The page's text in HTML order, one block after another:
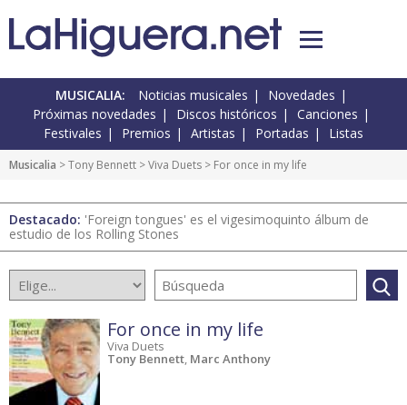
MUSICALIA: Noticias musicales
Novedades
Próximas novedades
Discos históricos
Canciones
Festivales
Premios Artistas Portadas Listas
Musicalia > Tony Bennett >Viva Duets > For once in my life
Destacado: 'Foreign tongues' es el vigesimoquinto álbum de
estudio de los Rolling Stones
For once in my life
Viva Duets
Tony Bennett, Marc Anthony